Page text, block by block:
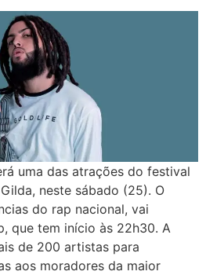
uma das atrações do festival
neste sábado (25). O
do rap nacional, vai
que tem início às 22h30. A
de 200 artistas para
aos moradores da maior